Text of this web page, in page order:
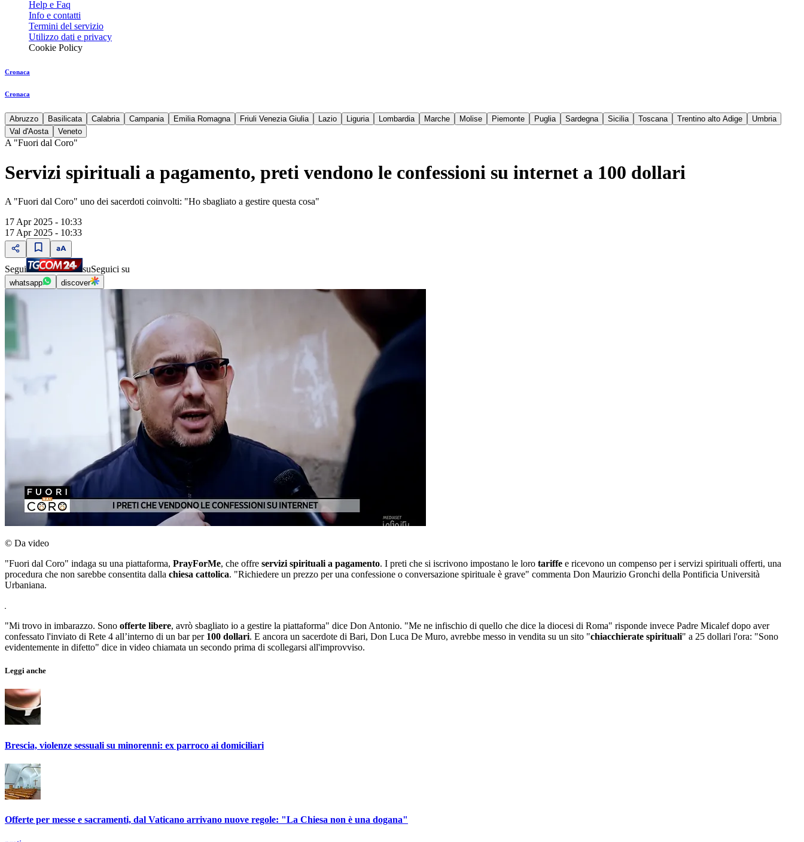
Help e Faq
Info e contatti
Termini del servizio
Utilizzo dati e privacy
Cookie Policy
Cronaca
Cronaca
Abruzzo Basilicata Calabria Campania Emilia Romagna Friuli Venezia Giulia Lazio Liguria Lombardia Marche Molise Piemonte Puglia Sardegna Sicilia Toscana Trentino alto Adige
Umbria
Val d'Aosta
Veneto
A "Fuori dal Coro"
Servizi spirituali a pagamento, preti vendono le confessioni su internet a 100 dollari
A "Fuori dal Coro" uno dei sacerdoti coinvolti: "Ho sbagliato a gestire questa cosa"
17 Apr 2025 - 10:33
17 Apr 2025 - 10:33
Segui suSeguici su
whatsapp discover
© Da video
"Fuori dal Coro" indaga su una piattaforma, PrayForMe, che offre servizi spirituali a pagamento. I preti che si iscrivono impostano le loro tariffe e ricevono un compenso per i servizi spirituali offerti, una
procedura che non sarebbe consentita dalla chiesa cattolica. "Richiedere un prezzo per una confessione o conversazione spirituale è grave" commenta Don Maurizio Gronchi della Pontificia Università
Urbaniana.
"Mi trovo in imbarazzo. Sono offerte libere, avrò sbagliato io a gestire la piattaforma" dice Don Antonio. "Me ne infischio di quello che dice la diocesi di Roma" risponde invece Padre Micalef dopo aver
confessato l'inviato di Rete 4 all’interno di un bar per 100 dollari. E ancora un sacerdote di Bari, Don Luca De Muro, avrebbe messo in vendita su un sito "chiacchierate spirituali" a 25 dollari l'ora: "Sono
evidentemente in difetto" dice in video chiamata un secondo prima di scollegarsi all'improvviso.
Leggi anche
Brescia, violenze sessuali su minorenni: ex parroco ai domiciliari
Offerte per messe e sacramenti, dal Vaticano arrivano nuove regole: "La Chiesa non è una dogana"